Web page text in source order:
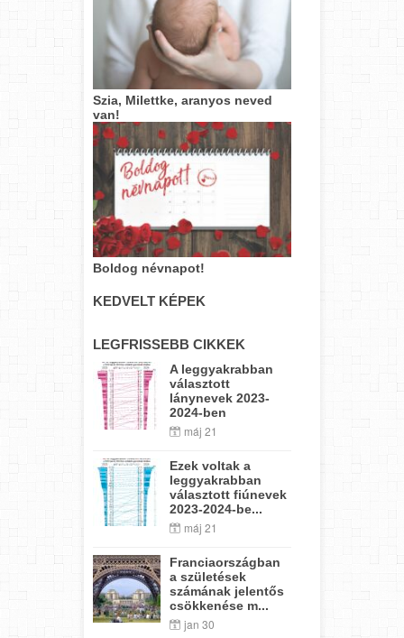
Szia, Milettke, aranyos neved
van!
Boldog névnapot!
KEDVELT KÉPEK
LEGFRISSEBB CIKKEK
A leggyakrabban
választott
lánynevek 2023-
2024-ben
máj 21
Ezek voltak a
leggyakrabban
választott fiúnevek
2023-2024-be...
máj 21
Franciaországban
a születések
számának jelentős
csökkenése m...
jan 30